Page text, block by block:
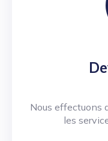
Nous effectuons
les